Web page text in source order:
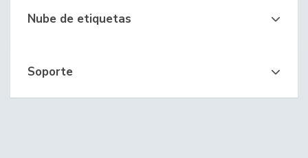
Nube de etiquetas
Soporte